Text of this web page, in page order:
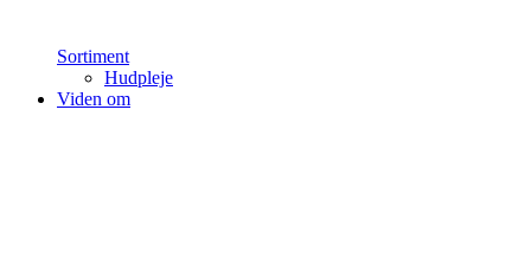
Sortiment
Hudpleje
Viden om